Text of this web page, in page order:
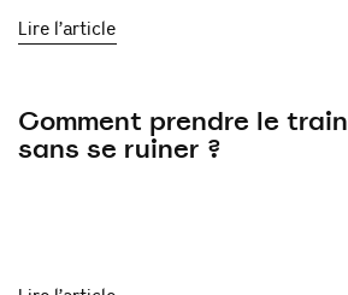
Lire l’article
Comment prendre le train
sans se ruiner ?